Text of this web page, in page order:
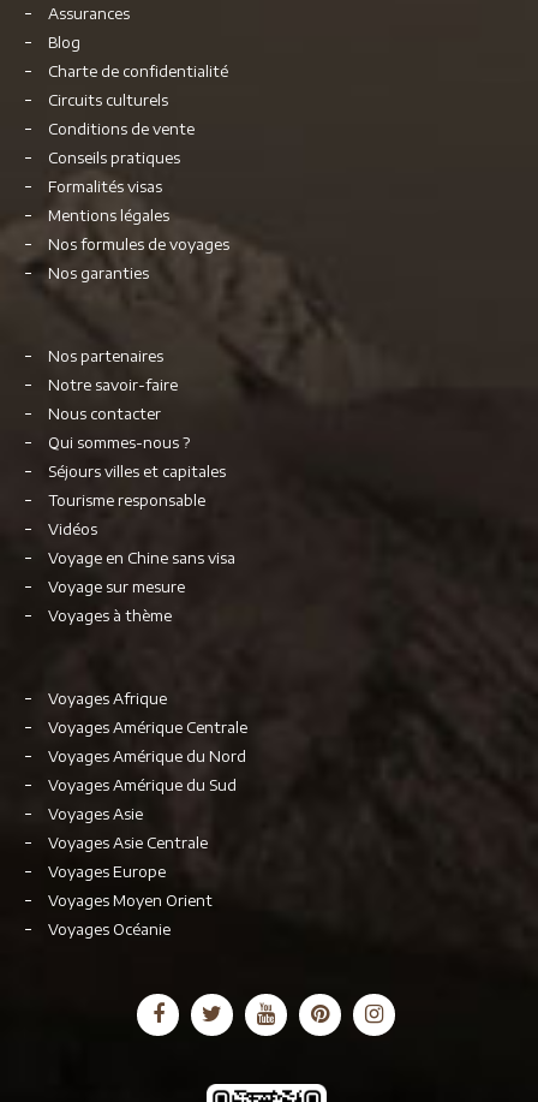
Assurances
Blog
Charte de confidentialité
Circuits culturels
Conditions de vente
Conseils pratiques
Formalités visas
Mentions légales
Nos formules de voyages
Nos garanties
Nos partenaires
Notre savoir-faire
Nous contacter
Qui sommes-nous ?
Séjours villes et capitales
Tourisme responsable
Vidéos
Voyage en Chine sans visa
Voyage sur mesure
Voyages à thème
Voyages Afrique
Voyages Amérique Centrale
Voyages Amérique du Nord
Voyages Amérique du Sud
Voyages Asie
Voyages Asie Centrale
Voyages Europe
Voyages Moyen Orient
Voyages Océanie